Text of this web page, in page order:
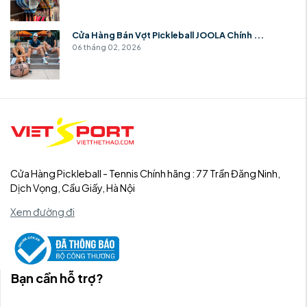
Cửa Hàng Bán Vợt Pickleball JOOLA Chính ...
06 tháng 02, 2026
Cửa Hàng Pickleball - Tennis Chính hãng : 77 Trần Đăng Ninh,
Dịch Vọng, Cầu Giấy, Hà Nội
Xem đường đi
Bạn cần hỗ trợ?